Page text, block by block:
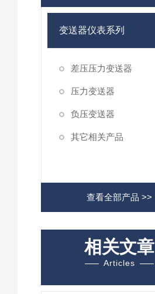
变送器仪表系列
差压压力变送器
压力变送器
负压变送器
其它相关产品
查看全部产品 >>
相关文章
Articles